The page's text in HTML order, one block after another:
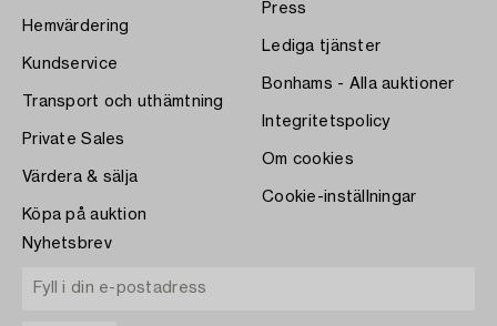
Hemvärdering
Kundservice
Transport och uthämtning
Private Sales
Värdera & sälja
Köpa på auktion
Press
Lediga tjänster
Bonhams - Alla auktioner
Integritetspolicy
Om cookies
Cookie-inställningar
Nyhetsbrev